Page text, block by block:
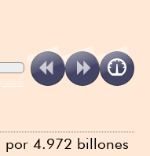
por 4.972 billones